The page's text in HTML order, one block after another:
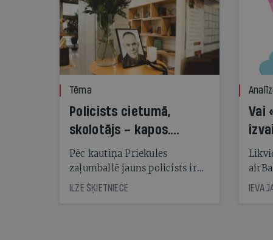
Tēma
Policists cietumā,
skolotājs – kapos.
Reibuma cena Priekulē
Pēc kautiņa Priekules
zaļumballē jauns policists ir
nonācis cietumā, bet
cienījams pedagogs — kapos.
ILZE ŠĶIETNIECE
Vai
IEVA